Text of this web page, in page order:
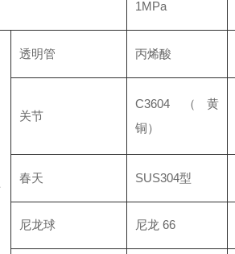
1MPa
透明管 丙烯酸
关节
C3604 （黄
铜）
春天 SUS304型
尼龙球 尼龙 66